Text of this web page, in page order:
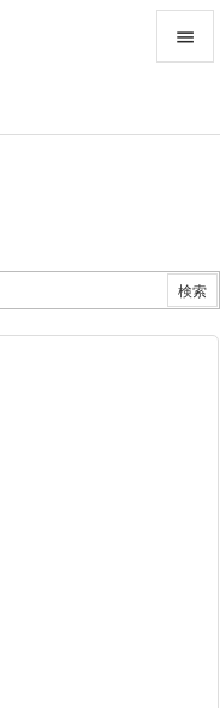


次へ
